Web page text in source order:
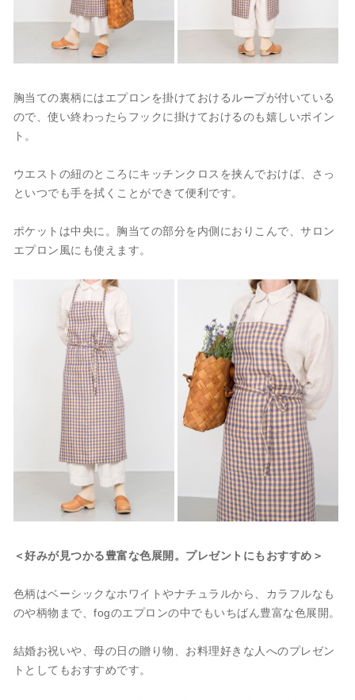
胸当ての裏柄にはエプロンを掛けておけるループが付いている
ので、使い終わったらフックに掛けておけるのも嬉しいポイン
ト。
ウエストの紐のところにキッチンクロスを挟んでおけば、さっ
といつでも手を拭くことができて便利です。
ポケットは中央に。胸当ての部分を内側におりこんで、サロン
エプロン風にも使えます。
＜好みが見つかる豊富な色展開。プレゼントにもおすすめ＞
色柄はベーシックなホワイトやナチュラルから、カラフルなも
のや柄物まで、fogのエプロンの中でもいちばん豊富な色展開。
結婚お祝いや、母の日の贈り物、お料理好きな人へのプレゼン
トとしてもおすすめです。